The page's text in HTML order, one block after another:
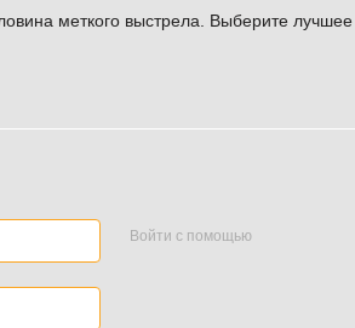
меткого выстрела. Выберите лучшее
Войти с помощью